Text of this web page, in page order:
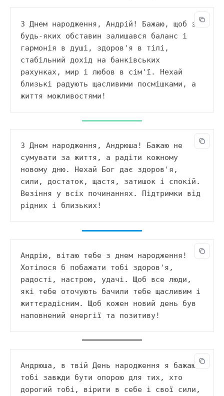
З Днем народження, Андрій! Бажаю, щоб за
будь-яких обставин залишався баланс і
гармонія в душі, здоров'я в тілі,
стабільний дохід на банківських
рахунках, мир і любов в сім'ї. Нехай
близькі радують щасливими посмішками, а
життя можливостями!
З Днем народження, Андрюша! Бажаю не
сумувати за життя, а радіти кожному
новому дню. Нехай Бог дає здоров'я,
сили, достаток, щастя, затишок і спокій.
Везіння у всіх починаннях. Підтримки від
рідних і близьких!
Андрію, вітаю тебе з днем народження!
Хотілося б побажати тобі здоров'я,
радості, настрою, удачі. Щоб все люди,
які тебе оточують бачили тебе щасливим і
життєрадісним. Щоб кожен новий день був
наповнений енергії та позитиву!
Андрюша, в твій День народження я бажаю
тобі завжди бути опорою для тих, хто
дорогий тобі, вірити в себе і свої сили,